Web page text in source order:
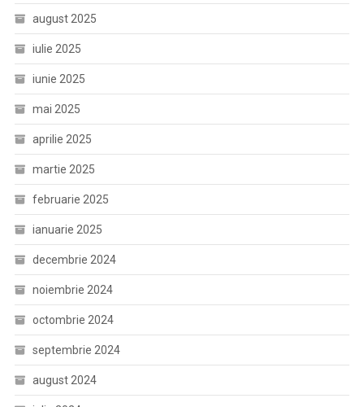
august 2025
iulie 2025
iunie 2025
mai 2025
aprilie 2025
martie 2025
februarie 2025
ianuarie 2025
decembrie 2024
noiembrie 2024
octombrie 2024
septembrie 2024
august 2024